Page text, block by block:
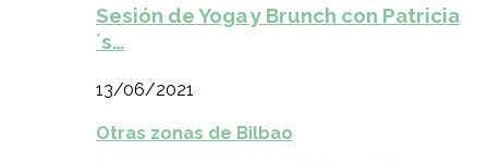
Sesión de Yoga y Brunch con Patricia
´s…
13/06/2021
Otras zonas de Bilbao